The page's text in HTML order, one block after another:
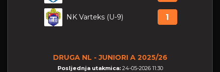
NK Varteks (U-9) 1
DRUGA NL - JUNIORI A 2025/26
Posljednja utakmica: 24-05-2026 11:30